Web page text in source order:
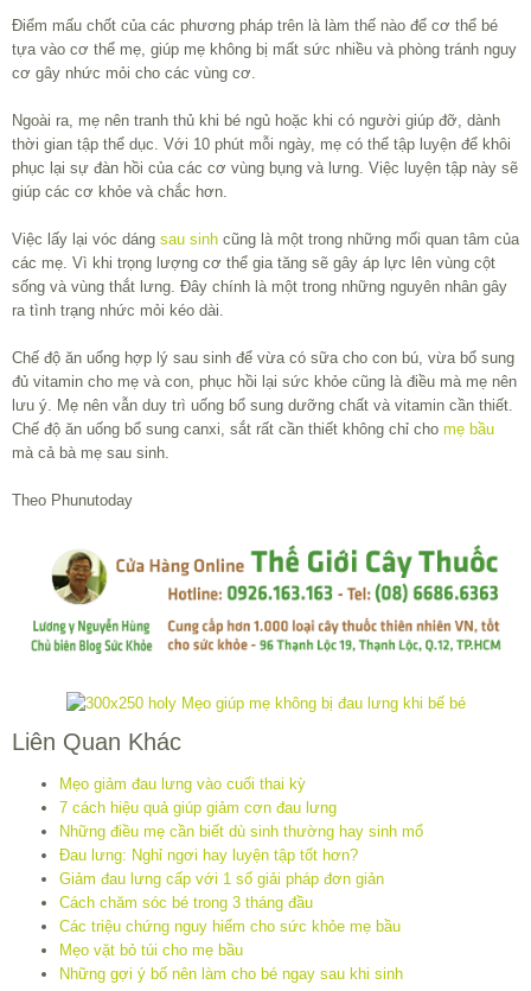
Điểm mấu chốt của các phương pháp trên là làm thế nào để cơ thể bé
tựa vào cơ thể mẹ, giúp mẹ không bị mất sức nhiều và phòng tránh nguy
cơ gây nhức mỏi cho các vùng cơ.
Ngoài ra, mẹ nên tranh thủ khi bé ngủ hoặc khi có người giúp đỡ, dành
thời gian tập thể dục. Với 10 phút mỗi ngày, mẹ có thể tập luyện để khôi
phục lại sự đàn hồi của các cơ vùng bụng và lưng. Việc luyện tập này sẽ
giúp các cơ khỏe và chắc hơn.
Việc lấy lại vóc dáng sau sinh cũng là một trong những mối quan tâm của
các mẹ. Vì khi trọng lượng cơ thể gia tăng sẽ gây áp lực lên vùng cột
sống và vùng thắt lưng. Đây chính là một trong những nguyên nhân gây
ra tình trạng nhức mỏi kéo dài.
Chế độ ăn uống hợp lý sau sinh để vừa có sữa cho con bú, vừa bổ sung
đủ vitamin cho mẹ và con, phục hồi lại sức khỏe cũng là điều mà mẹ nên
lưu ý. Mẹ nên vẫn duy trì uống bổ sung dưỡng chất và vitamin cần thiết.
Chế độ ăn uống bổ sung canxi, sắt rất cần thiết không chỉ cho mẹ bầu
mà cả bà mẹ sau sinh.
Theo Phunutoday
Liên Quan Khác
Mẹo giảm đau lưng vào cuối thai kỳ
7 cách hiệu quả giúp giảm cơn đau lưng
Những điều mẹ cần biết dù sinh thường hay sinh mổ
Đau lưng: Nghỉ ngơi hay luyện tập tốt hơn?
Giảm đau lưng cấp với 1 số giải pháp đơn giản
Cách chăm sóc bé trong 3 tháng đầu
Các triệu chứng nguy hiểm cho sức khỏe mẹ bầu
Mẹo vặt bỏ túi cho mẹ bầu
Những gợi ý bố nên làm cho bé ngay sau khi sinh